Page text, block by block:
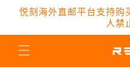
跳到内
容
悦刻海外直邮平台支持购
人禁